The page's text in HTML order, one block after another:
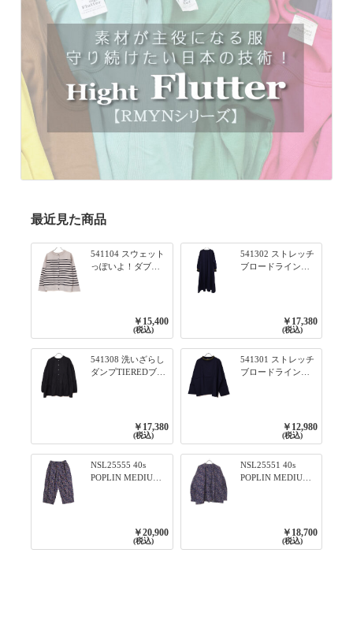
最近見た商品
541104 スウェット
っぽいよ！ダブル
プルオーバー 101オ
フベージュ×ネイビ
￥15,400
(税込)
541302 ストレッチ
ブロードライン入
ワンピース 79ネイ
￥17,380
(税込)
541308 洗いざらし
ダンプTIEREDブシ
￥17,380
(税込)
541301 ストレッチ
ブロードライン入
リブプルオーバー
79ネイビー
￥12,980
(税込)
NSL25555 40s
POPLIN MEDIUM
￥20,900
(税込)
NSL25551 40s
POPLIN MEDIUM
3800NAVY BASE
￥18,700
(税込)